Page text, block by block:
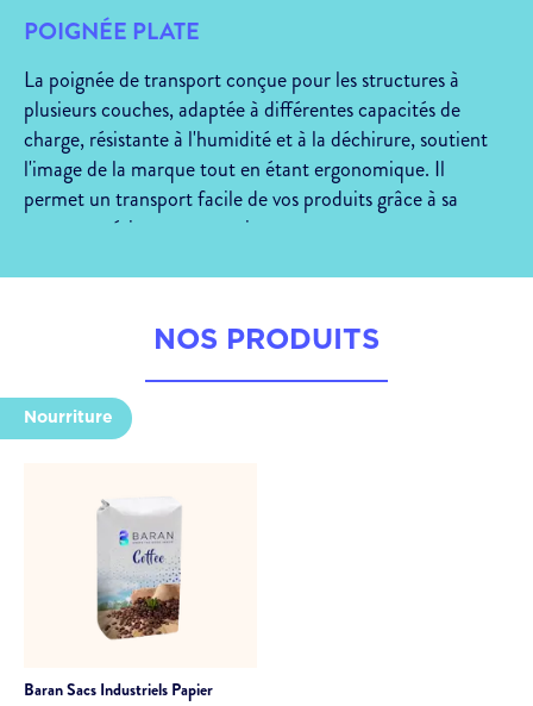
POIGNÉE PLATE
La poignée de transport conçue pour les structures à
plusieurs couches, adaptée à différentes capacités de
charge, résistante à l'humidité et à la déchirure, soutient
l'image de la marque tout en étant ergonomique. Il
permet un transport facile de vos produits grâce à sa
structure résistante et pratique.
KömürFarine
Produits pour animaux de compagnie
Charbon
NOS PRODUITS
Nourriture
BaranSacs Industriels Papier